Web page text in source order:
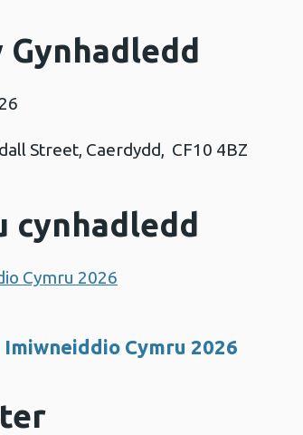
Street, Caerdydd, CF10 4BZ
Cymru 2026
Cymru 2026